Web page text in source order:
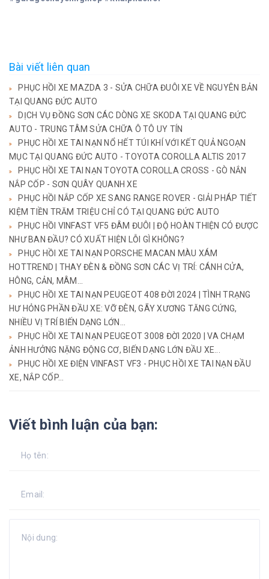
Bài viết liên quan
PHỤC HỒI XE MAZDA 3 - SỬA CHỮA ĐUÔI XE VỀ NGUYÊN BẢN
TẠI QUANG ĐỨC AUTO
DỊCH VỤ ĐỒNG SƠN CÁC DÒNG XE SKODA TẠI QUANG ĐỨC
AUTO - TRUNG TÂM SỬA CHỮA Ô TÔ UY TÍN
PHỤC HỒI XE TAI NẠN NỔ HẾT TÚI KHÍ VỚI KẾT QUẢ NGOẠN
MỤC TẠI QUANG ĐỨC AUTO - TOYOTA COROLLA ALTIS 2017
PHỤC HỒI XE TAI NẠN TOYOTA COROLLA CROSS - GÒ NẮN
NẮP CỐP - SƠN QUÂY QUANH XE
PHỤC HỒI NẮP CỐP XE SANG RANGE ROVER - GIẢI PHÁP TIẾT
KIỆM TIỀN TRĂM TRIỆU CHỈ CÓ TẠI QUANG ĐỨC AUTO
PHỤC HỒI VINFAST VF5 ĐÂM ĐUÔI | ĐỘ HOÀN THIỆN CÓ ĐƯỢC
NHƯ BAN ĐẦU? CÓ XUẤT HIỆN LỖI GÌ KHÔNG?
PHỤC HỒI XE TAI NẠN PORSCHE MACAN MÀU XÁM
HOTTREND | THAY ĐÈN & ĐỒNG SƠN CÁC VỊ TRÍ: CÁNH CỬA,
HÔNG, CẢN, MÂM...
PHỤC HỒI XE TAI NẠN PEUGEOT 408 ĐỜI 2024 | TÌNH TRẠNG
HƯ HỎNG PHẦN ĐẦU XE: VỠ ĐÈN, GÃY XƯƠNG TĂNG CỨNG,
NHIỀU VỊ TRÍ BIẾN DẠNG LỚN...
PHỤC HỒI XE TAI NẠN PEUGEOT 3008 ĐỜI 2020 | VA CHẠM
ẢNH HƯỞNG NẶNG ĐỘNG CƠ, BIẾN DẠNG LỚN ĐẦU XE...
PHỤC HỒI XE ĐIỆN VINFAST VF3 - PHỤC HỒI XE TAI NẠN ĐẦU
XE, NẮP CỐP...
Viết bình luận của bạn: